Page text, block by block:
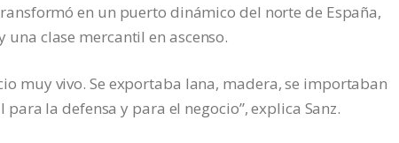
en un puerto dinámico del norte de España,
clase mercantil en ascenso.
muy vivo. Se exportaba lana, madera, se importaban
la defensa y para el negocio”, explica Sanz.